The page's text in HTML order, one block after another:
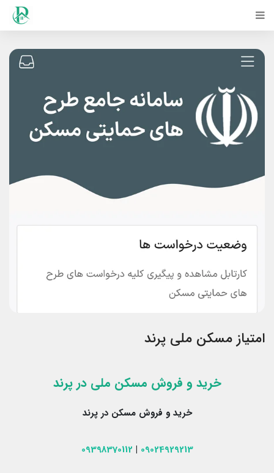
امتیاز مسکن ملی پرند
خرید و فروش مسکن ملی در پرند
خرید و فروش مسکن در پرند
09024929213
|
09398370112